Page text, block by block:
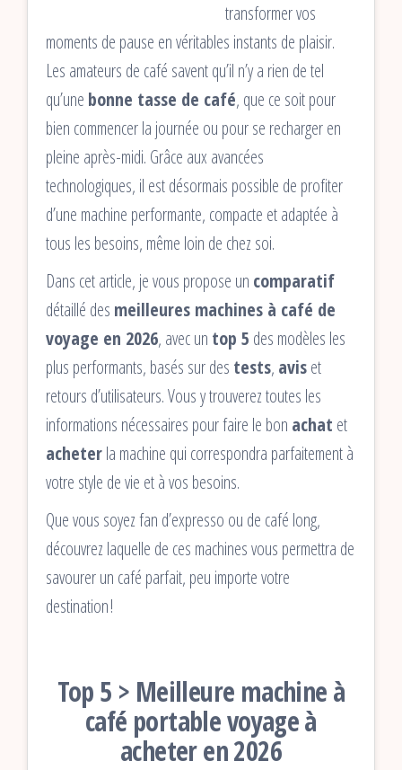
transformer vos
moments de pause en véritables instants de plaisir.
Les amateurs de café savent qu’il n’y a rien de tel
qu’une bonne tasse de café, que ce soit pour
bien commencer la journée ou pour se recharger en
pleine après-midi. Grâce aux avancées
technologiques, il est désormais possible de profiter
d’une machine performante, compacte et adaptée à
tous les besoins, même loin de chez soi.
Dans cet article, je vous propose un comparatif
détaillé des meilleures machines à café de
voyage en 2026, avec un top 5 des modèles les
plus performants, basés sur des tests, aviset
retours d’utilisateurs. Vous y trouverez toutes les
informations nécessaires pour faire le bon achat et
acheterla machine qui correspondra parfaitement à
votre style de vie et à vos besoins.
Que vous soyez fan d’expresso ou de café long,
découvrez laquelle de ces machines vous permettra de
savourer un café parfait, peu importe votre
destination !
Top 5 > Meilleure machine à
café portable voyage à
acheter en 2026